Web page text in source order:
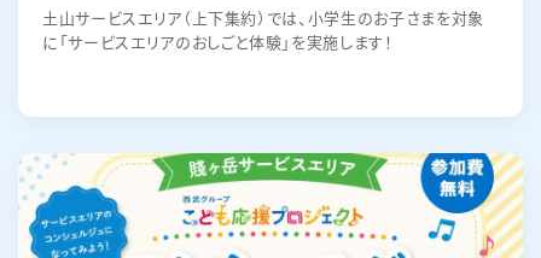
土山サービスエリア（上下集約）では、小学生のお子さまを対象
に「サービスエリアのおしごと体験」を実施します！